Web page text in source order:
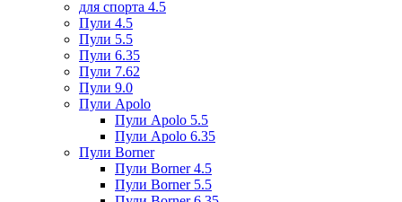
для спорта 4.5
Пули 4.5
Пули 5.5
Пули 6.35
Пули 7.62
Пули 9.0
Пули Apolo
Пули Apolo 5.5
Пули Apolo 6.35
Пули Borner
Пули Borner 4.5
Пули Borner 5.5